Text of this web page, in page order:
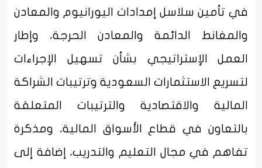
في تأمين سلاسل إمدادات اليورانيوم والمعادن
والمغانط الدائمة والمعادن الحرجة، وإطار
العمل الإستراتيجي بشأن تسهيل الإجراءات
لتسريع الاستثمارات السعودية وترتيبات الشراكة
المالية والاقتصادية والترتيبات المتعلقة
بالتعاون في قطاع الأسواق المالية، ومذكرة
تفاهم في مجال التعليم والتدريب، إضافة إلى